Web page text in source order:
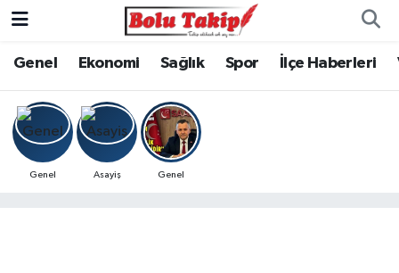
Genel Ekonomi Sağlık Spor İlçe Haberleri
Genel Asayiş Genel